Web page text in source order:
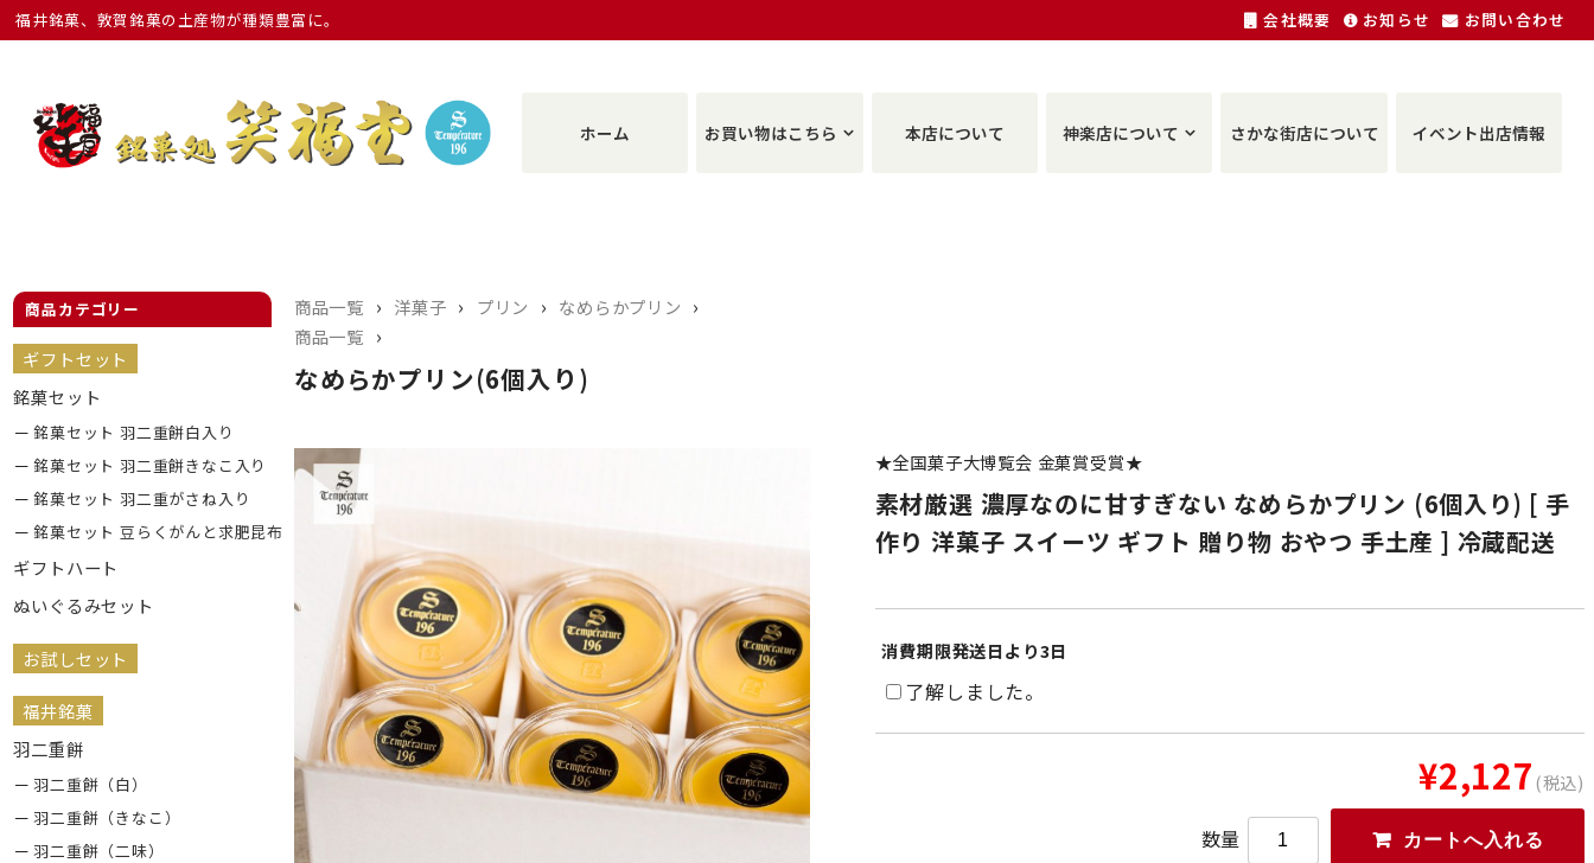
福井銘菓、敦賀銘菓の土産物が種類豊富に。 会社概要 お知らせ お問い合わせ
ホーム お買い物はこちら 本店について 神楽店について さかな街店について イベント出店情報
商品一覧 › 洋菓子 › プリン › なめらかプリン ›
商品一覧 ›
なめらかプリン(6個入り)
★全国菓子大博覧会 金菓賞受賞★
素材厳選 濃厚なのに甘すぎない なめらかプリン (6個入り) [ 手
作り 洋菓子 スイーツ ギフト 贈り物 おやつ 手土産 ] 冷蔵配送
消費期限発送日より3日
了解しました。
¥2,127(税込)
数量
商品カテゴリー
ギフトセット
銘菓セット
銘菓セット 羽二重餅白入り
銘菓セット 羽二重餅きなこ入り
銘菓セット 羽二重がさね入り
銘菓セット 豆らくがんと求肥昆布
ギフトハート
ぬいぐるみセット
お試しセット
福井銘菓
羽二重餅
羽二重餅（白）
羽二重餅（きなこ）
羽二重餅（二味）